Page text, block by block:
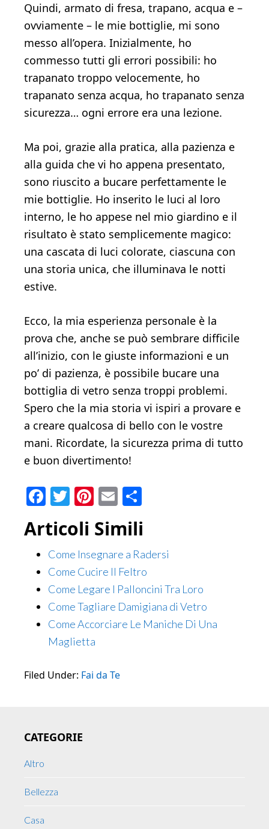
Quindi, armato di fresa, trapano, acqua e –
ovviamente – le mie bottiglie, mi sono
messo all’opera. Inizialmente, ho
commesso tutti gli errori possibili: ho
trapanato troppo velocemente, ho
trapanato senza acqua, ho trapanato senza
sicurezza… ogni errore era una lezione.
Ma poi, grazie alla pratica, alla pazienza e
alla guida che vi ho appena presentato,
sono riuscito a bucare perfettamente le
mie bottiglie. Ho inserito le luci al loro
interno, le ho appese nel mio giardino e il
risultato è stato semplicemente magico:
una cascata di luci colorate, ciascuna con
una storia unica, che illuminava le notti
estive.
Ecco, la mia esperienza personale è la
prova che, anche se può sembrare difficile
all’inizio, con le giuste informazioni e un
po’ di pazienza, è possibile bucare una
bottiglia di vetro senza troppi problemi.
Spero che la mia storia vi ispiri a provare e
a creare qualcosa di bello con le vostre
mani. Ricordate, la sicurezza prima di tutto
e buon divertimento!
Facebook
Twitter
Pinterest
Email
Articoli Simili
Come Insegnare a Radersi
Come Cucire Il Feltro
Come Legare I Palloncini Tra Loro
Come Tagliare Damigiana di Vetro
Come Accorciare Le Maniche Di Una
Maglietta
Filed Under: Fai da Te
Sidebar
CATEGORIE
Altro
Bellezza
Casa